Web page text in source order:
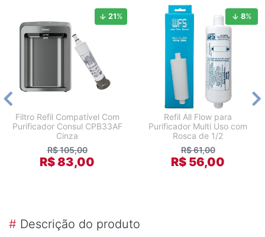
21%
Filtro Refil Compatível Com
Purificador Consul CPB33AF
Cinza
R$ 105,00
R$ 83,00
8%
Refil All Flow para
Purificador Multi Uso com
Rosca de 1/2
R$ 61,00
R$ 56,00
# Descrição do produto